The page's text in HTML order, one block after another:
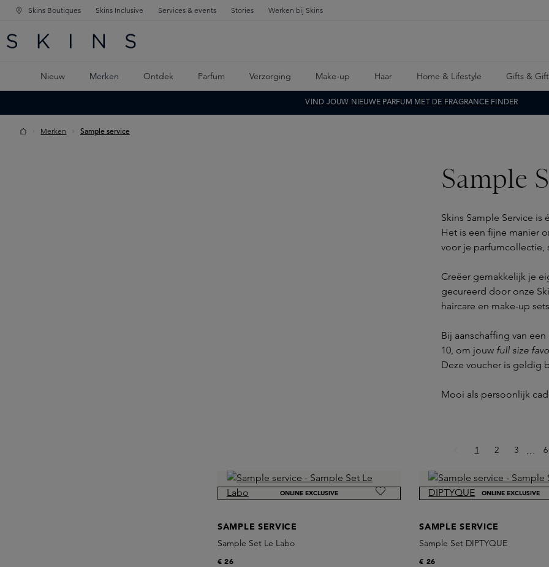
NAVIGATIE
DE HOOFDINHOUD
Skins Boutiques Skins Inclusive Services & events Stories Werken bij Skins
Nieuw Merken Ontdek Parfum Verzorging Make-up Haar Home & Lifestyle Gifts &
VIND JOUW NIEUWE PARFUM MET DE FRAGRANCE FINDER
Merken Sample service
Sample
Skins Sample Service is
Het is een fijne manier
voor je parfumcollectie,
Creëer gemakkelijk je
gecureerd door onze
haircare en make-up
Bij aanschaffing van een
10, om jouw full size
Deze voucher is geldig
Mooi als persoonlijk
Pagina
1 Pagina
2 Pagina
3 Ellipsis
… 6
ONLINE EXCLUSIVE
SAMPLE SERVICE
Sample Set Le Labo
€ 26
ONLINE EXCLUSIVE
SAMPLE SERVICE
Sample Set DIPTYQUE
€ 26